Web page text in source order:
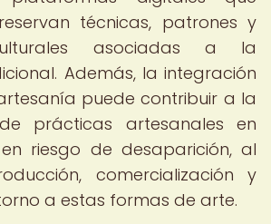
técnicas, patrones y
asociadas a la
Además, la integración
puede contribuir a la
prácticas artesanales en
riesgo de desaparición, al
comercialización y
a estas formas de arte.